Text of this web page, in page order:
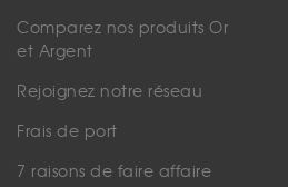
Comparez nos produits Or
et Argent
Rejoignez notre réseau
Frais de port
7 raisons de faire affaire